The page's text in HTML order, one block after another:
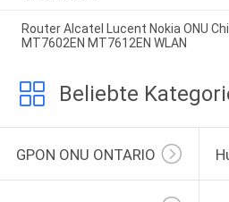
Router Alcatel Lucent Nokia ONU
MT7602EN MT7612EN WLAN
Beliebte
GPON ONU ONTARIO